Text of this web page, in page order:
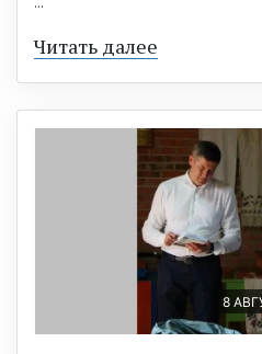
Читать далее
8